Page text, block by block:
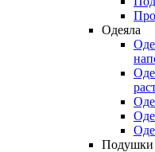
Одеяла
Подушки